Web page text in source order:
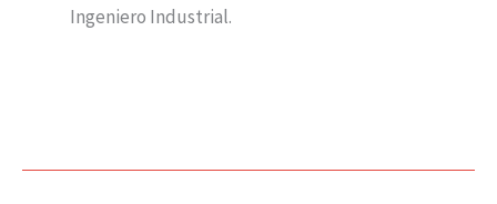
Ingeniero Industrial.